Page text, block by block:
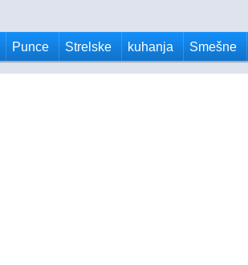
Punce Strelske kuhanja Smešne